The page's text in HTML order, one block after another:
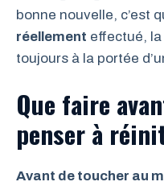
bonne nouvelle, c’est
réellement effectué,
toujours à la portée
Que faire
penser à
Avant de toucher au